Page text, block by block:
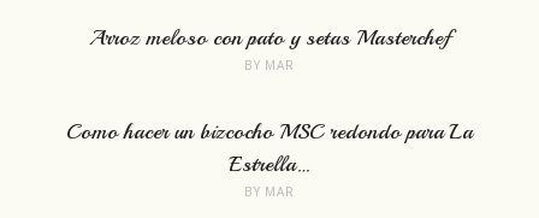
Arroz meloso con pato y setas Masterchef
BY MAR
Como hacer un bizcocho MSC redondo para La
Estrella…
BY MAR